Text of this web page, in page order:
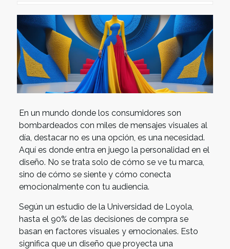
En un mundo donde los consumidores son
bombardeados con miles de mensajes visuales al
día, destacar no es una opción, es una necesidad.
Aquí es donde entra en juego la personalidad en el
diseño. No se trata solo de cómo se ve tu marca,
sino de cómo se siente y cómo conecta
emocionalmente con tu audiencia.
Según un estudio de la Universidad de Loyola,
hasta el 90% de las decisiones de compra se
basan en factores visuales y emocionales. Esto
significa que un diseño que proyecta una